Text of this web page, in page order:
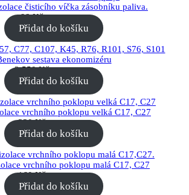
čisticího víčka zásobníku paliva.
98Kč „včetně DPH“
Přidat do košíku
sestava ekonomizéru
2.550Kč „včetně DPH“
Přidat do košíku
vrchního poklopu velká C17, C27
330Kč „včetně DPH“
Přidat do košíku
vrchního poklopu malá C17, C27
160Kč „včetně DPH“
Přidat do košíku